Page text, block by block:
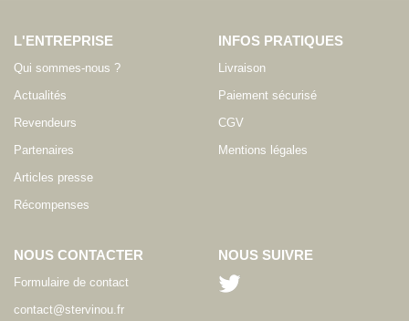
L'ENTREPRISE
Qui sommes-nous ?
Actualités
Revendeurs
Partenaires
Articles presse
Récompenses
INFOS PRATIQUES
Livraison
Paiement sécurisé
CGV
Mentions légales
NOUS CONTACTER
Formulaire de contact
contact@stervinou.fr
NOUS SUIVRE